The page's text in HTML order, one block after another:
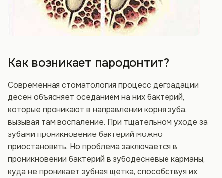
Как возникает пародонтит?
Современная стоматология процесс деградации
десен объясняет оседанием на них бактерий,
которые проникают в направлении корня зуба,
вызывая там воспаление. При тщательном уходе за
зубами проникновение бактерий можно
приостановить. Но проблема заключается в
проникновении бактерий в зубодесневые карманы,
куда не проникает зубная щетка, способствуя их